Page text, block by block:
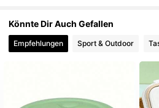
4,87 851 Follower
4,87 851 Follower
Könnte Dir Auch Gefallen
Empfehlungen Sport & Outdoor